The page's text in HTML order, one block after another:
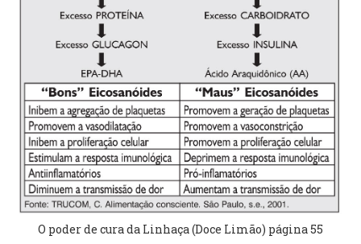
O poder de cura da Linhaça (Doce Limão) página 55